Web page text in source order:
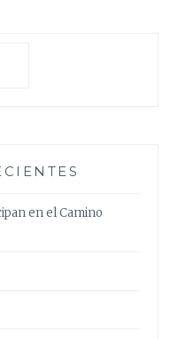
en el Camino